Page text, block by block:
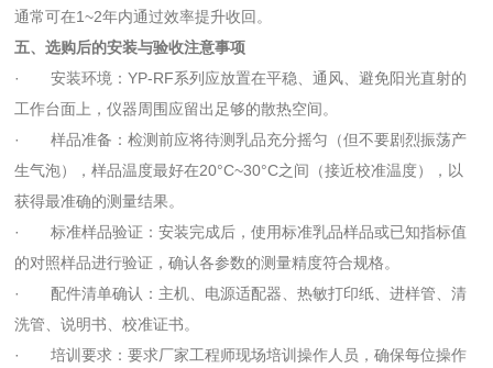
通常可在1~2年内通过效率提升收回。
五、选购后的安装与验收注意事项
· 安装环境：YP-RF系列应放置在平稳、通风、避免阳光直射的
工作台面上，仪器周围应留出足够的散热空间。
· 样品准备：检测前应将待测乳品充分摇匀（但不要剧烈振荡产
生气泡），样品温度最好在20°C~30°C之间（接近校准温度），以
获得最准确的测量结果。
· 标准样品验证：安装完成后，使用标准乳品样品或已知指标值
的对照样品进行验证，确认各参数的测量精度符合规格。
· 配件清单确认：主机、电源适配器、热敏打印纸、进样管、清
洗管、说明书、校准证书。
· 培训要求：要求厂家工程师现场培训操作人员，确保每位操作